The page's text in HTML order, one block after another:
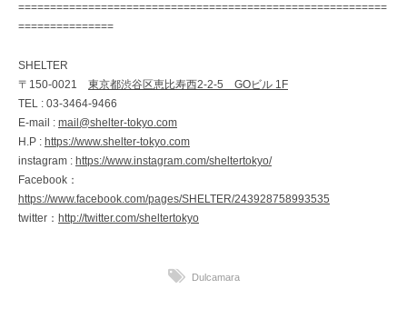
==========================================================
===============
SHELTER
〒150-0021 東京都渋谷区恵比寿西2-2-5 GOビル 1F
TEL : 03-3464-9466
E-mail : mail@shelter-tokyo.com
H.P : https://www.shelter-tokyo.com
instagram : https://www.instagram.com/sheltertokyo/
Facebook：
https://www.facebook.com/pages/SHELTER/243928758993535
twitter： http://twitter.com/sheltertokyo
Dulcamara